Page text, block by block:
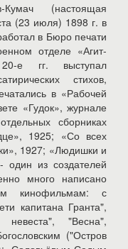
(настоящая
(23 июля) 1898 г. в
в Бюро печати
отделе «Агит-
е гг. выступал
стихов,
в «Рабочей
«Гудок», журнале
сборниках
1925; «Со всех
1927; «Людишки и
из создателей
много написано
кинофильмам: с
капитана Гранта",
невеста", "Весна",
("Остров